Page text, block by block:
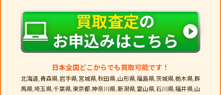
買取査定の
お申込みはこちら
日本全国どこからでも買取可能です！
北海道,青森県,岩手県,宮城県,秋田県,山形県,福島県,茨城県,栃木県,群
馬県,埼玉県,千葉県,東京都,神奈川県,新潟県,富山県,石川県,福井県,山